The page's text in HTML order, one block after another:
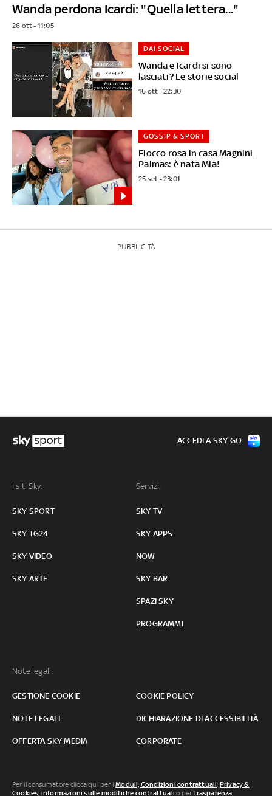
Wanda perdona Icardi: "Quella lettera..."
26 ott - 11:05
Wanda e Icardi si sono
lasciati? Le storie social
DAI SOCIAL
16 ott - 22:30
Fiocco rosa in casa Magnini-
Palmas: è nata Mia!
GOSSIP & SPORT
25 set - 23:01
PUBBLICITÀ
I siti Sky:
SKY SPORT
SKY TG24
SKY VIDEO
SKY ARTE
Servizi:
SKY TV
SKY APPS
NOW
SKY BAR
SPAZI SKY
PROGRAMMI
Note legali:
GESTIONE COOKIE COOKIE POLICY
NOTE LEGALI DICHIARAZIONE DI ACCESSIBILITÀ
OFFERTA SKY MEDIA CORPORATE
ACCEDI A SKY GO
Per il consumatore clicca qui per iModuli, Condizioni contrattuali, Privacy &
Cookies, informazioni sulle modifiche contrattuali o pertrasparenza